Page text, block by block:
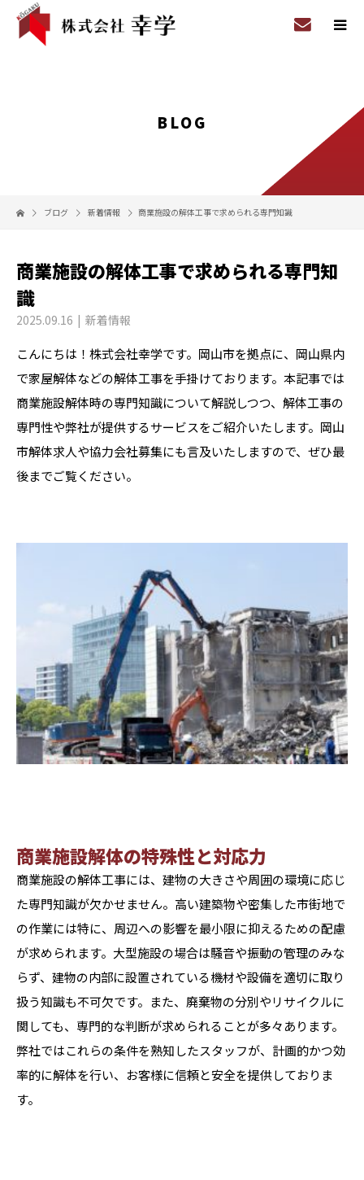
BLOG
ブログ 新着情報 商業施設の解体工事で求められる専門知識
商業施設の解体工事で求められる専門知
識
2025.09.16 新着情報
こんにちは！株式会社幸学です。岡山市を拠点に、岡山県内
で家屋解体などの解体工事を手掛けております。本記事では
商業施設解体時の専門知識について解説しつつ、解体工事の
専門性や弊社が提供するサービスをご紹介いたします。岡山
市解体求人や協力会社募集にも言及いたしますので、ぜひ最
後までご覧ください。
商業施設解体の特殊性と対応力
商業施設の解体工事には、建物の大きさや周囲の環境に応じ
た専門知識が欠かせません。高い建築物や密集した市街地で
の作業には特に、周辺への影響を最小限に抑えるための配慮
が求められます。大型施設の場合は騒音や振動の管理のみな
らず、建物の内部に設置されている機材や設備を適切に取り
扱う知識も不可欠です。また、廃棄物の分別やリサイクルに
関しても、専門的な判断が求められることが多々あります。
弊社ではこれらの条件を熟知したスタッフが、計画的かつ効
率的に解体を行い、お客様に信頼と安全を提供しておりま
す。